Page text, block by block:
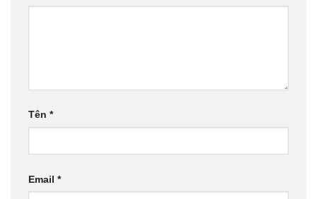
Tên *
Email *